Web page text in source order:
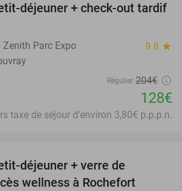
37%
déjeuner + check-out tardif
Zenith Parc Expo 9.8 star
Régulier 204€
128€
taxe de séjour d'environ 3,80€ p.p.p.n.
déjeuner + verre de
wellness à Rochefort